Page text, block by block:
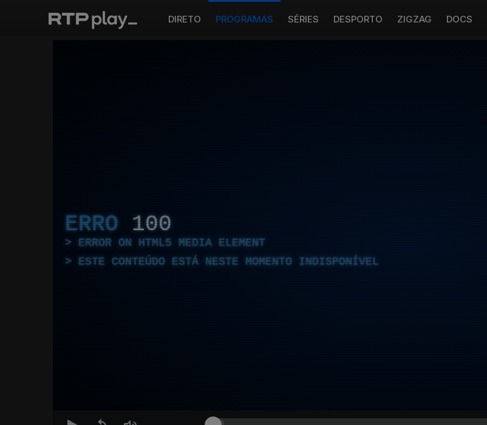
DIRETO PROGRAMAS SÉRIES DESPORTO ZIGZAG DOCS
ERRO 100
ERROR ON HTML5 MEDIA ELEMENT
ESTE CONTEÚDO ESTÁ NESTE MOMENTO INDISPONÍVEL